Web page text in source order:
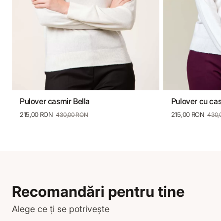
S M
Pulover casmir Bella
215,00 RON 430,00 RON
S
Pulover cu
215,00 RON
Recomandări pentru tine
Alege ce ți se potrivește